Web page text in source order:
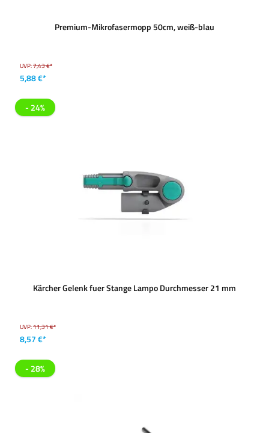
Premium-Mikrofasermopp 50cm, weiß-blau
UVP:7,43 €*
5,88 €*
- 24%
Kärcher Gelenk fuer Stange Lampo Durchmesser 21 mm
UVP:11,31 €*
8,57 €*
- 28%